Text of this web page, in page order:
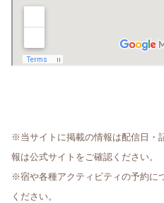
※当サイトに掲載の情報は配信日・
報は公式サイトをご確認ください。
※宿や各種アクティビティの予約に
ください。